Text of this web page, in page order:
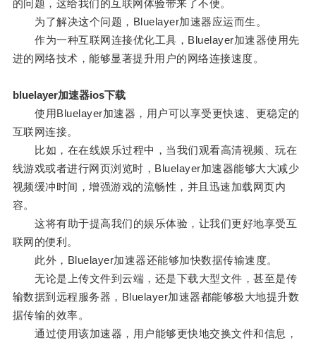
的问题，这给我们的互联网体验带来了不便。
为了解决这个问题，Bluelayer加速器应运而生。
作为一种互联网连接优化工具，Bluelayer加速器使用先
进的网络技术，能够显著提升用户的网络连接速度。
bluelayer加速器ios下载
使用Bluelayer加速器，用户可以享受更快速、更稳定的
互联网连接。
比如，在在线娱乐过程中，当我们观看高清视频、玩在
线游戏或者进行网页浏览时，Bluelayer加速器能够大大减少
视频缓冲时间，增强游戏的流畅性，并且迅速加载网页内
容。
这将有助于提高我们的娱乐体验，让我们更好地享受互
联网的便利。
此外，Bluelayer加速器还能够加快数据传输速度。
无论是上传文件到云端，还是下载大型文件，甚至是传
输数据到远程服务器，Bluelayer加速器都能够极大地提升数
据传输的效率。
通过使用该加速器，用户能够更快地交换文件和信息，